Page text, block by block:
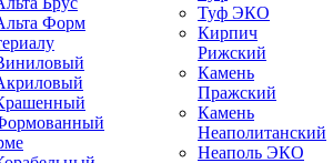
Форм
Туф ЭКО
Кирпич
Рижский
Камень
Пражский
Камень
Неаполитанский
Неаполь ЭКО